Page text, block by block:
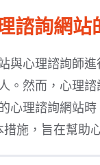
諮詢網站
與心理諮詢師
。然而，心理
心理諮詢網站
施，旨在幫助